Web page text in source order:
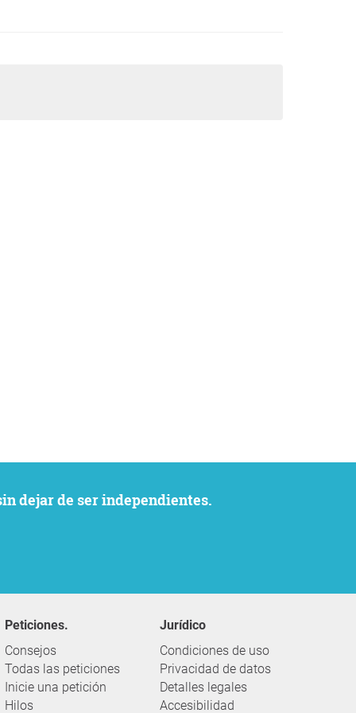
dejar de ser independientes.
Peticiones.
Consejos
Todas las peticiones
Inicie una petición
Hilos
Jurídico
Condiciones de uso
Privacidad de datos
Detalles legales
Accesibilidad